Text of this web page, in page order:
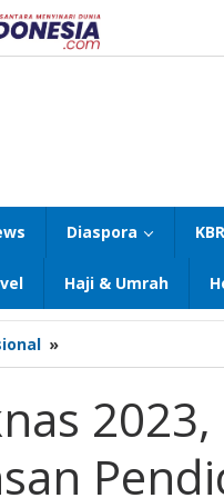
Diaspora
Haji & Umrah
»
2023,
Khofifah
Ajak
Insan
Pendidikan